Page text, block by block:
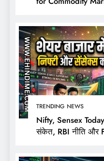
TRENDING NEWS
Nifty, Sensex
संकेत, RBI नीति और